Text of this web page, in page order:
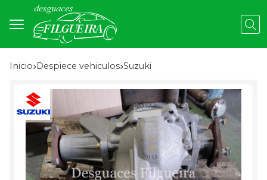
Inicio despiece vehiculos suzuki